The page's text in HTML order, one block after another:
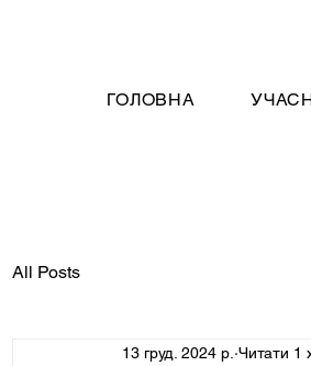
ГОЛОВНА
All Posts
13 груд. 2024 р. Читати 1